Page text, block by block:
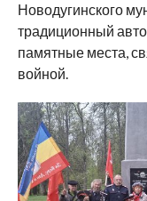
Новодугинского
традиционный
памятные места,
войной.